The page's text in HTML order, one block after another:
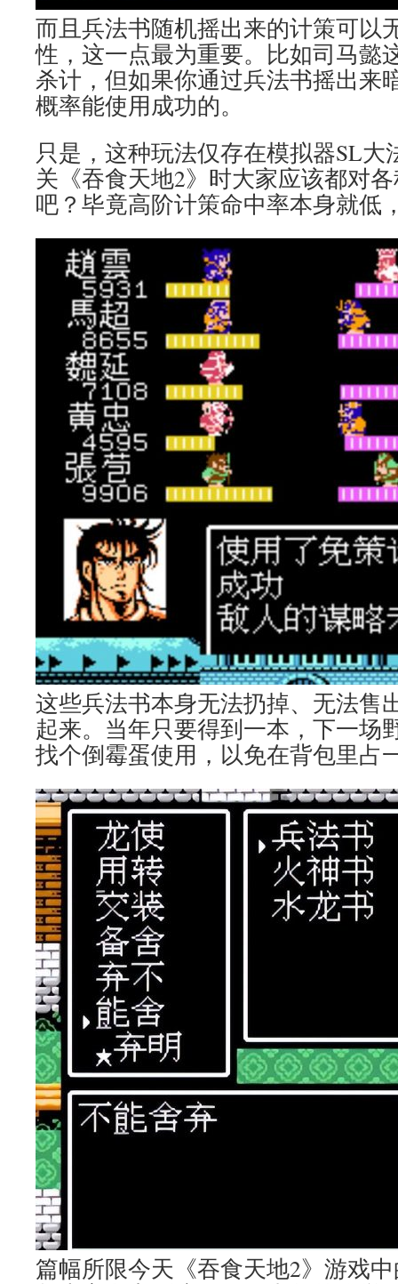
而且兵法书随机摇出来的计策可以
性，这一点最为重要。比如司马懿
杀计，但如果你通过兵法书摇出来
概率能使用成功的。
只是，这种玩法仅存在模拟器SL大
关《吞食天地2》时大家应该都对
吧？毕竟高阶计策命中率本身就低
这些兵法书本身无法扔掉、无法售
起来。当年只要得到一本，下一场
找个倒霉蛋使用，以免在背包里占
篇幅所限今天《吞食天地2》游戏